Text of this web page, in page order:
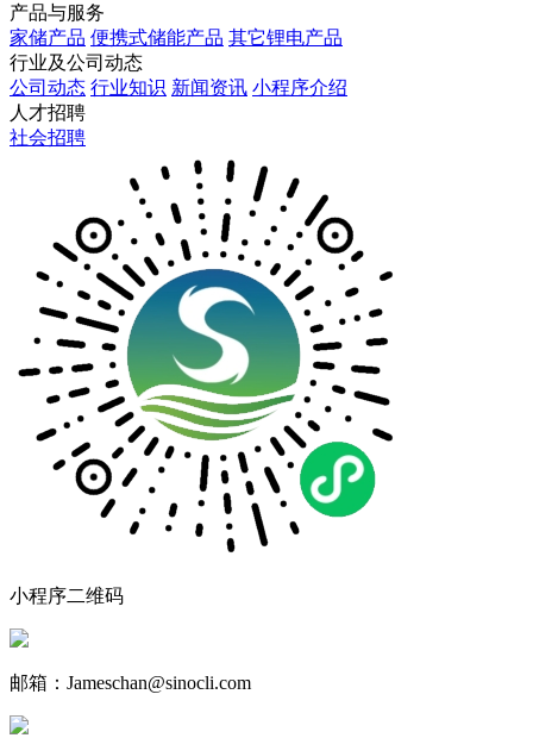
产品与服务
家储产品 便携式储能产品 其它锂电产品
行业及公司动态
公司动态 行业知识 新闻资讯 小程序介绍
人才招聘
社会招聘
小程序二维码
邮箱：Jameschan@sinocli.com